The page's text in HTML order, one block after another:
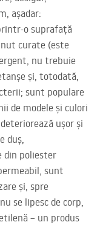
așadar:
o suprafață
curate (este
nu trebuie
și, totodată,
sunt populare
de modele și culori
ușor și
duș,
din poliester
sunt
și, spre
se lipesc de corp,
– un produs